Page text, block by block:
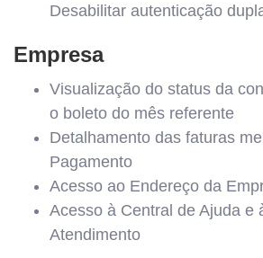
Desabilitar autenticação
Empresa
Visualização do status da
o boleto do mês referente
Detalhamento das faturas
Pagamento
Acesso ao Endereço da
Acesso à Central de Ajuda e
Atendimento